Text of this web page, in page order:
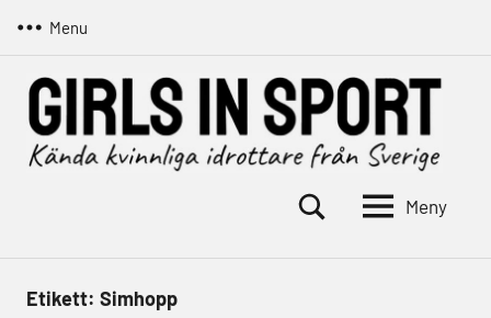
innehåll
Menu
in
sport
från
Meny
Etikett: Simhopp